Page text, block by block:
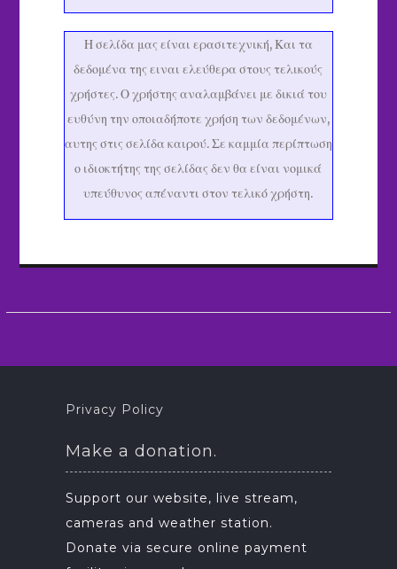
Η σελίδα μας είναι ερασιτεχνική, Και τα
δεδομένα της ειναι ελεύθερα στους τελικούς
χρήστες. Ο χρήστης αναλαμβάνει με δικιά του
ευθύνη την οποιαδήποτε χρήση των δεδομένων,
αυτης στις σελίδα καιρού. Σε καμμία περίπτωση
ο ιδιοκτήτης της σελίδας δεν θα είναι νομικά
υπεύθυνος απέναντι στον τελικό χρήστη.
Privacy Policy
Make a donation.
Support our website, live stream,
cameras and weather station.
Donate via secure online payment